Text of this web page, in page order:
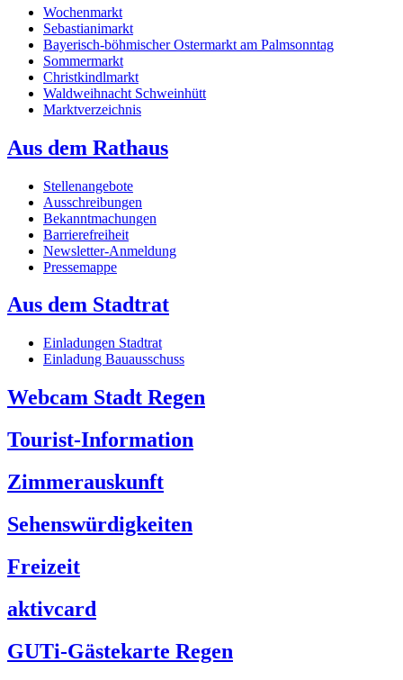
Wochenmarkt
Sebastianimarkt
Bayerisch-böhmischer Ostermarkt am Palmsonntag
Sommermarkt
Christkindlmarkt
Waldweihnacht Schweinhütt
Marktverzeichnis
Aus dem Rathaus
Stellenangebote
Ausschreibungen
Bekanntmachungen
Barrierefreiheit
Newsletter-Anmeldung
Pressemappe
Aus dem Stadtrat
Einladungen Stadtrat
Einladung Bauausschuss
Webcam Stadt Regen
Tourist-Information
Zimmerauskunft
Sehenswürdigkeiten
Freizeit
aktivcard
GUTi-Gästekarte Regen